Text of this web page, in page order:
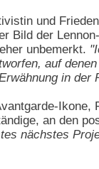
und
Bild der
unbemerkt.
auf
in der
an den
nächstes